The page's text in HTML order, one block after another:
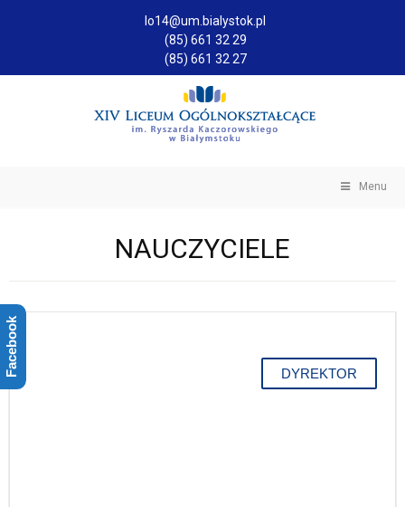
lo14@um.bialystok.pl
(85) 661 32 29
(85) 661 32 27
Menu
NAUCZYCIELE
DYREKTOR
Facebook